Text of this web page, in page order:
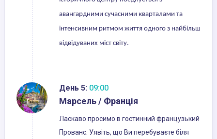
авангардними сучасними кварталами та
інтенсивним ритмом життя одного з найбільш
відвідуваних міст світу.
День 5: 09:00
Марсель / Франція
Ласкаво просимо в гостинний французький
Прованс. Уявіть, що Ви перебуваєте біля